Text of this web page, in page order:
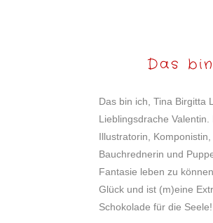
Das
Das bin ich, Tina Birgitta
Lieblingsdrache Valentin.
Illustratorin, Komponistin,
Bauchrednerin und
Fantasie leben zu
Glück und ist (m)eine
Schokolade für die Seele!